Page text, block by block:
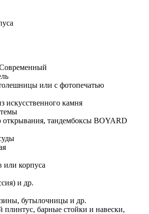
или с фотопечатью
искусственного камня
тандембоксы BOYARD
или корпуса
и др.
бутылочницы и др.
барные стойки и навески,